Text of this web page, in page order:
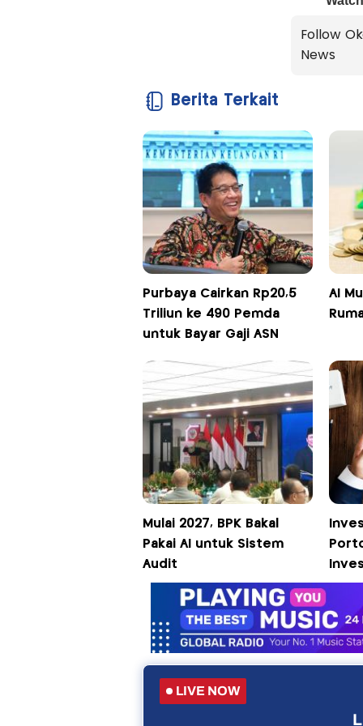
Follow
News
Berita Terkait
Purbaya Cairkan Rp20,5
Triliun ke 490 Pemda
untuk Bayar Gaji ASN
AI
Mulai 2027, BPK Bakal
Pakai AI untuk Sistem
Audit
LIVE NOW